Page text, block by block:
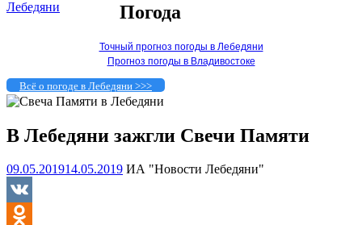
Погода
Точный прогноз погоды в Лебедяни
Прогноз погоды в Владивостоке
Всё о погоде в Лебедяни >>>
В Лебедяни зажгли Свечи Памяти
09.05.201914.05.2019 ИА "Новости Лебедяни"
VK